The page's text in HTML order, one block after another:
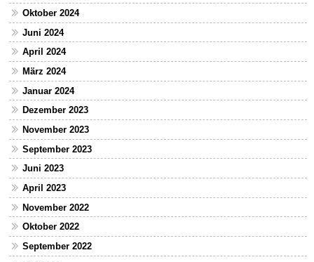
Oktober 2024
Juni 2024
April 2024
März 2024
Januar 2024
Dezember 2023
November 2023
September 2023
Juni 2023
April 2023
November 2022
Oktober 2022
September 2022